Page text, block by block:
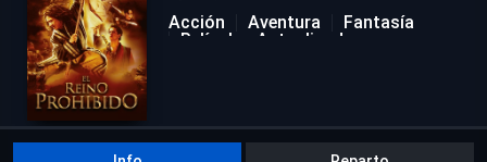
Acción Aventura
Fantasía
Películas Actualizadas